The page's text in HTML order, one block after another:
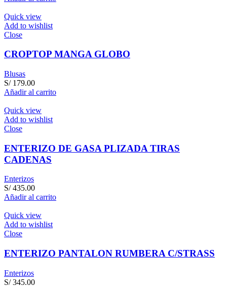
Quick view
Add to wishlist
Close
CROPTOP MANGA GLOBO
Blusas
S/179.00
Añadir al carrito
Quick view
Add to wishlist
Close
ENTERIZO DE GASA PLIZADA TIRAS
CADENAS
Enterizos
S/435.00
Añadir al carrito
Quick view
Add to wishlist
Close
ENTERIZO PANTALON RUMBERA C/STRASS
Enterizos
S/345.00